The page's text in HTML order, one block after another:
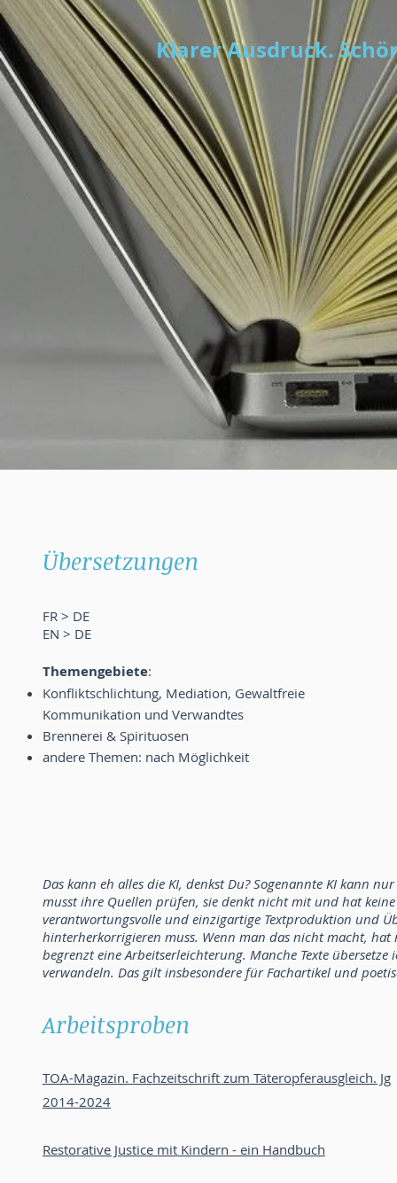
Klarer Ausdruck.
Übersetzungen
FR > DE
EN > DE
Themengebiete:
Konfliktschlichtung, Mediation, Gewaltfreie
Kommunikation und Verwandtes
Brennerei & Spirituosen
andere Themen: nach Möglichkeit
Das kann eh alles die KI, denkst Du?Sogenannte KI kann
musst ihre Quellen prüfen, sie denkt nicht mit und hat
verantwortungsvolle und einzigartige Textproduktion und
hinterherkorrigieren muss. Wenn man das nicht macht,
begrenzt eine Arbeitserleichterung. Manche Texte
verwandeln. Das gilt insbesondere für Fachartikel und
Arbeitsproben
TOA-Magazin. Fachzeitschrift zum Täteropferausgleich. Jg
2014-2024
Restorative Justice mit Kindern - ein Handbuch